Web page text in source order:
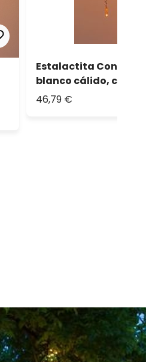
Estalactita Connect
blanco cálido, cable
46,79 €